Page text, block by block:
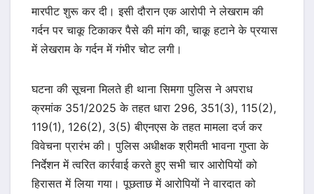
मारपीट शुरू कर दी। इसी दौरान एक आरोपी ने लेखराम की
गर्दन पर चाकू टिकाकर पैसे की मांग की, चाकू हटाने के प्रयास
में लेखराम के गर्दन में गंभीर चोट लगी।
घटना की सूचना मिलते ही थाना सिमगा पुलिस ने अपराध
क्रमांक 351/2025 के तहत धारा 296, 351(3), 115(2),
119(1), 126(2), 3(5) बीएनएस के तहत मामला दर्ज कर
विवेचना प्रारंभ की। पुलिस अधीक्षक श्रीमती भावना गुप्ता के
निर्देशन में त्वरित कार्रवाई करते हुए सभी चार आरोपियों को
हिरासत में लिया गया। पूछताछ में आरोपियों ने वारदात को